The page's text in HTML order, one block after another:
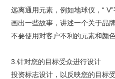
远离通用元素，例如地球仪，“ V”
画出一些故事，讲述一个关于品
不要使用对客户不利的元素和颜色
3.针对您的目标受众进行设计
投资标志设计 ，以反映您的目标